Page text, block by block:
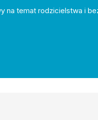
na temat rodzicielstwa i